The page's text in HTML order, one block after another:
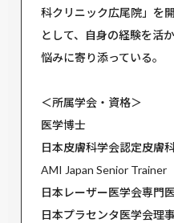
科クリニック広尾院」を
として、自身の経験を活
悩みに寄り添っている。
＜所属学会・資格＞
医学博士
日本皮膚科学会認定皮膚
AMI Japan Senior Trainer
日本レーザー医学会専門
日本プラセンタ医学会理事